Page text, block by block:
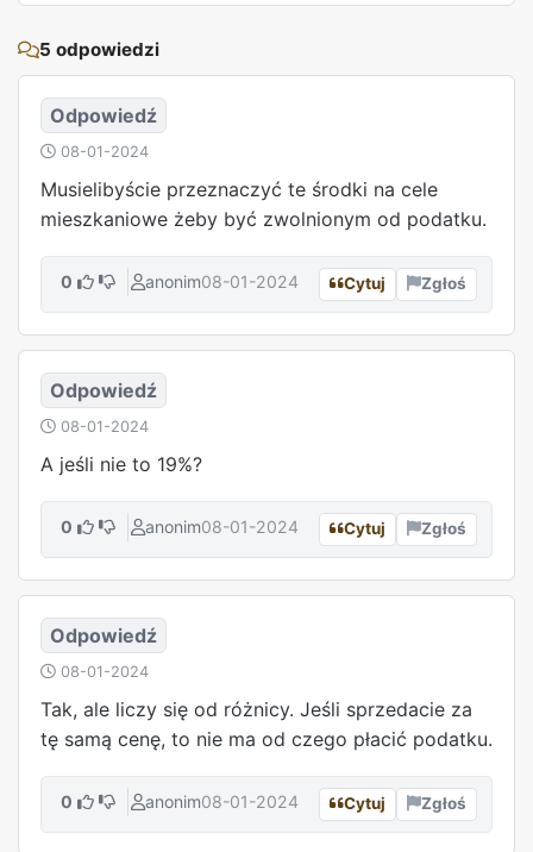
5 odpowiedzi
Odpowiedź
08-01-2024
Musielibyście przeznaczyć te środki na cele
mieszkaniowe żeby być zwolnionym od podatku.
0 anonim08-01-2024 Cytuj Zgłoś
Odpowiedź
08-01-2024
A jeśli nie to 19%?
0 anonim08-01-2024 Cytuj Zgłoś
Odpowiedź
08-01-2024
Tak, ale liczy się od różnicy. Jeśli sprzedacie za
tę samą cenę, to nie ma od czego płacić podatku.
0 anonim08-01-2024 Cytuj Zgłoś